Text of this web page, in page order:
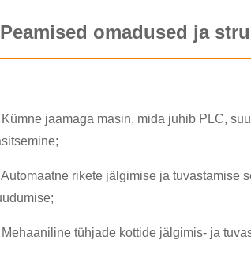
Peamised omadused ja
Kümne jaamaga masin, mida juhib PLC,
Automaatne rikete jälgimise ja tuvastamise
tühjade kottide jälgimis- ja